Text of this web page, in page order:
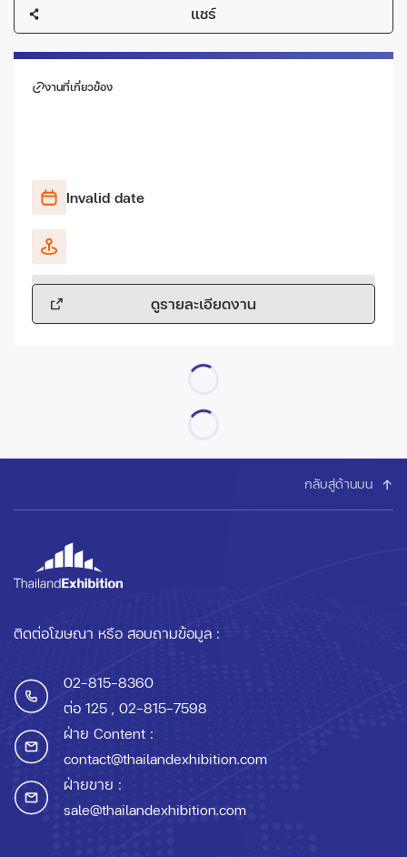
แชร์
งานที่เกี่ยวข้อง
Invalid date
ดูรายละเอียดงาน
กลับสู่ด้านบน
ติดต่อโฆษณา หรือ สอบถามข้อมูล :
02-815-8360
ต่อ 125 , 02-815-7598
ฝ่าย Content :
contact@thailandexhibition.com
ฝ่ายขาย :
sale@thailandexhibition.com